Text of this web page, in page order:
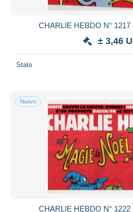
CHARLIE HEBDO N°
± 3,46
Stato
Nuovo
CHARLIE HEBDO N°